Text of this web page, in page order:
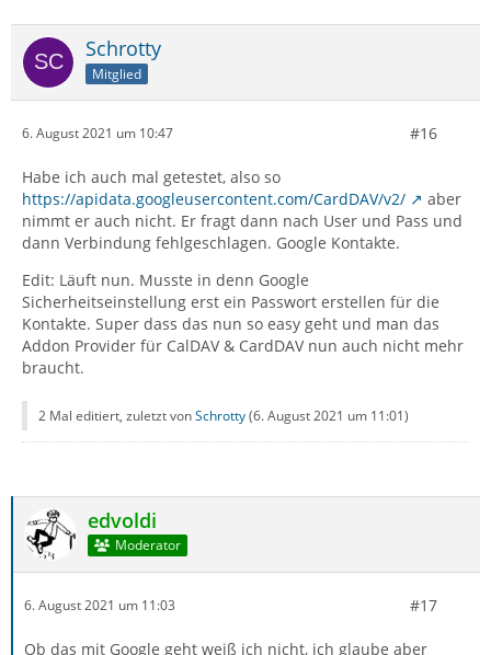
Schrotty
Mitglied
6. August 2021 um 10:47 #16
Habe ich auch mal getestet, also so
https://apidata.googleusercontent.com/CardDAV/v2/
aber
nimmt er auch nicht. Er fragt dann nach User und Pass und
dann Verbindung fehlgeschlagen. Google Kontakte.
Edit: Läuft nun. Musste in denn Google
Sicherheitseinstellung erst ein Passwort erstellen für die
Kontakte. Super dass das nun so easy geht und man das
Addon Provider für CalDAV & CardDAV nun auch nicht mehr
braucht.
2 Mal editiert, zuletzt vonSchrotty(6. August 2021 um 11:01)
edvoldi
Moderator
6. August 2021 um 11:03 #17
Ob das mit Google geht weiß ich nicht, ich glaube aber